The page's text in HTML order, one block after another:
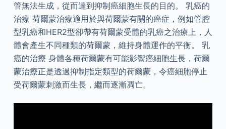
管無法生成，從而達到抑制癌細胞生長的目的。 乳癌的
治療 荷爾蒙治療適用於與荷爾蒙有關的癌症，例如管腔
型乳癌和HER2型卻帶有荷爾蒙受體的乳癌之治療上，人
體會產生不同種類的荷爾蒙，維持身體運作的平衡。 乳
癌的治療 身體各種荷爾蒙有可能影響癌細胞生長，荷爾
蒙治療正是透過抑制指定類型的荷爾蒙，令癌細胞停止
受荷爾蒙刺激而生長，繼而逐漸凋亡。